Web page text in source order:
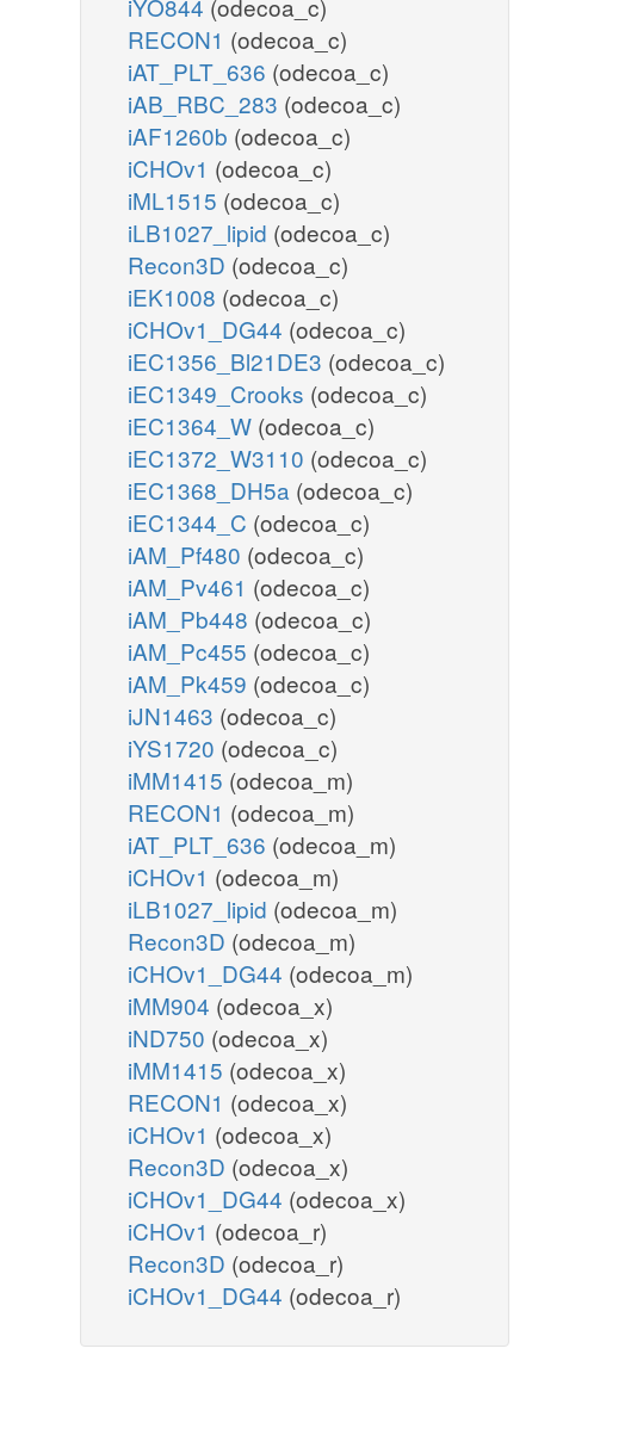
iYO844 (odecoa_c)
RECON1 (odecoa_c)
iAT_PLT_636 (odecoa_c)
iAB_RBC_283 (odecoa_c)
iAF1260b (odecoa_c)
iCHOv1 (odecoa_c)
iML1515 (odecoa_c)
iLB1027_lipid (odecoa_c)
Recon3D (odecoa_c)
iEK1008 (odecoa_c)
iCHOv1_DG44 (odecoa_c)
iEC1356_Bl21DE3 (odecoa_c)
iEC1349_Crooks (odecoa_c)
iEC1364_W (odecoa_c)
iEC1372_W3110 (odecoa_c)
iEC1368_DH5a (odecoa_c)
iEC1344_C (odecoa_c)
iAM_Pf480 (odecoa_c)
iAM_Pv461 (odecoa_c)
iAM_Pb448 (odecoa_c)
iAM_Pc455 (odecoa_c)
iAM_Pk459 (odecoa_c)
iJN1463 (odecoa_c)
iYS1720 (odecoa_c)
iMM1415 (odecoa_m)
RECON1 (odecoa_m)
iAT_PLT_636 (odecoa_m)
iCHOv1 (odecoa_m)
iLB1027_lipid (odecoa_m)
Recon3D (odecoa_m)
iCHOv1_DG44 (odecoa_m)
iMM904 (odecoa_x)
iND750 (odecoa_x)
iMM1415 (odecoa_x)
RECON1 (odecoa_x)
iCHOv1 (odecoa_x)
Recon3D (odecoa_x)
iCHOv1_DG44 (odecoa_x)
iCHOv1 (odecoa_r)
Recon3D (odecoa_r)
iCHOv1_DG44 (odecoa_r)